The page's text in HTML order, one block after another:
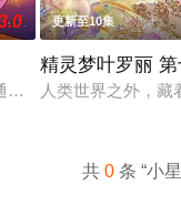
过星星狐演绎不同的
更新至10集
精灵梦叶罗丽
人类世界之外，
共0 条 “小